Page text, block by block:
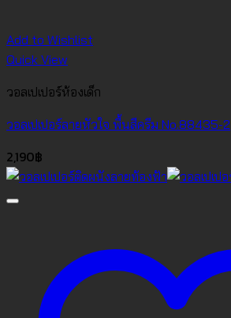
Add to Wishlist
Quick View
วอลเปเปอร์ห้องเด็ก
วอลเปเปอร์ลายหัวใจ พื้นสีครีม No.88435-2
2,190฿